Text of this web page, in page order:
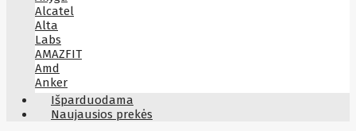
Alcatel
Alta
Labs
AMAZFIT
Amd
Anker
Antec
Aoc
Išparduodama
Naujausios prekės